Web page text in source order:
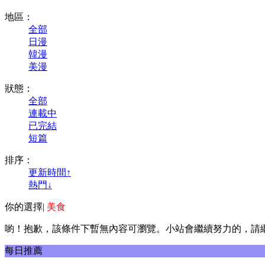
地區：
全部
日漫
韓漫
美漫
狀態：
全部
連載中
已完結
短篇
排序：
更新時間↑
熱門↓
你的選擇| 美食
喲！抱歉，該條件下暫無內容可瀏覽。小站會繼續努力的，請
每日推薦